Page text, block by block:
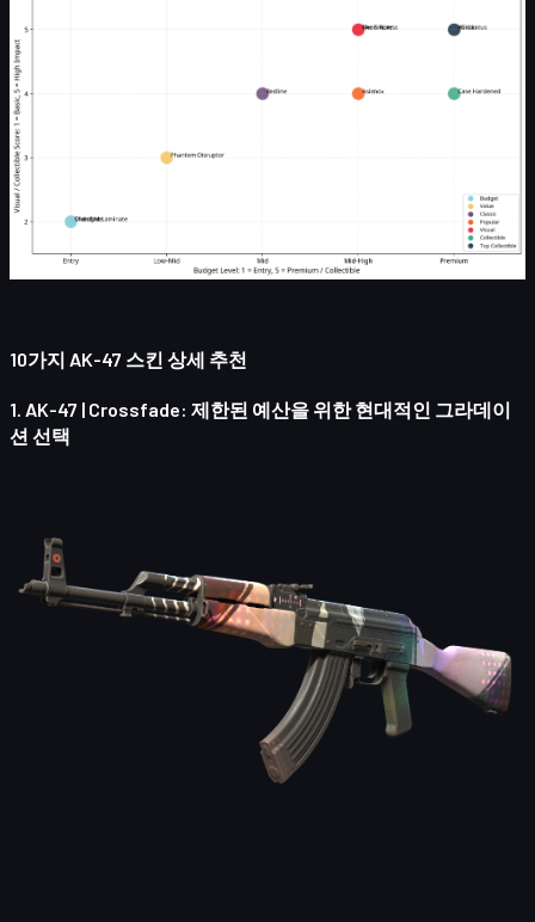
10가지 AK-47 스킨 상세 추천
1. AK-47 | Crossfade: 제한된 예산을 위한 현대적인 그라데이
션 선택